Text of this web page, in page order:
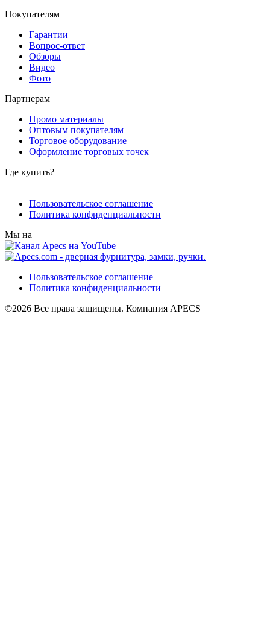
Покупателям
Гарантии
Вопрос-ответ
Обзоры
Видео
Фото
Партнерам
Промо материалы
Оптовым покупателям
Торговое оборудование
Оформление торговых точек
Где купить?
Пользовательское соглашение
Политика конфиденциальности
Мы на
Пользовательское соглашение
Политика конфиденциальности
©2026 Все права защищены. Компания APECS